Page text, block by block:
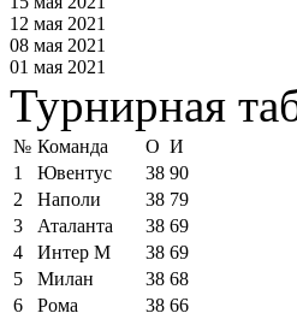
12 мая 2021
08 мая 2021
01 мая 2021
Турнирная
№ Команда О И
1
Ювентус 38 90
2
Наполи 38 79
3
Аталанта 38 69
4
Интер М 38 69
5
Милан 38 68
6
Рома 38 66